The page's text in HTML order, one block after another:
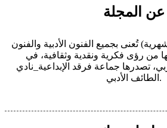
عن المجلة
تُعنى بجميع الفنون الأدبية والفنون
من رؤى فكرية ونقدية وثقافية، في
تصدرها جماعة فرقد الإبداعية_نادي
الطائف الأدبي.